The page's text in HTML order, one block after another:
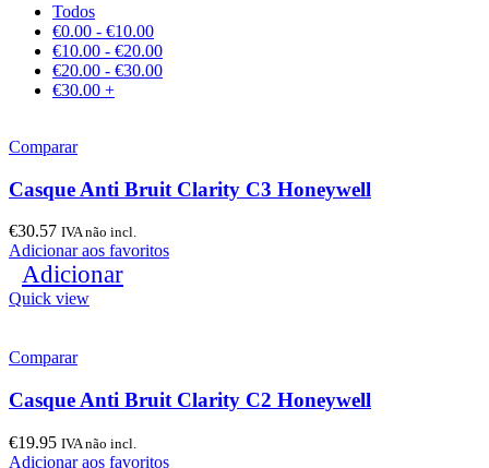
Todos
€0.00 - €10.00
€10.00 - €20.00
€20.00 - €30.00
€30.00 +
Comparar
Casque Anti Bruit Clarity C3 Honeywell
€30.57 IVA não incl.
Adicionar aos favoritos
Adicionar
Quick view
Comparar
Casque Anti Bruit Clarity C2 Honeywell
€19.95 IVA não incl.
Adicionar aos favoritos